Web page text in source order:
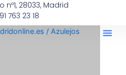
nº1, 28033, Madrid
91 763 23 18